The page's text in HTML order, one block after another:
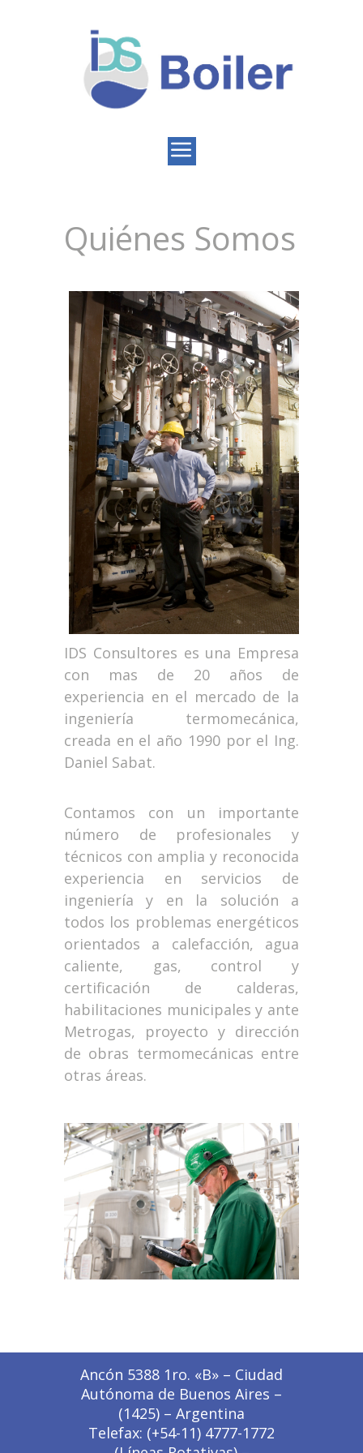
Quiénes Somos
IDS Consultores es una Empresa
con mas de 20 años de
experiencia en el mercado de la
ingeniería termomecánica,
creada en el año 1990 por el Ing.
Daniel Sabat.
Contamos con un importante
número de profesionales y
técnicos con amplia y reconocida
experiencia en servicios de
ingeniería y en la solución a
todos los problemas energéticos
orientados a calefacción, agua
caliente, gas, control y
certificación de calderas,
habilitaciones municipales y ante
Metrogas, proyecto y dirección
de obras termomecánicas entre
otras áreas.
Ancón 5388 1ro. «B» – Ciudad
Autónoma de Buenos Aires –
(1425) – Argentina
Telefax: (+54-11) 4777-1772